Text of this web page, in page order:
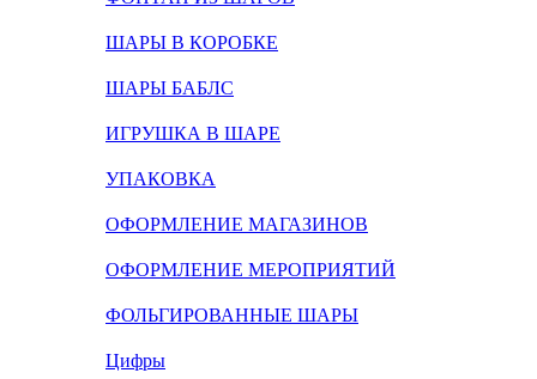
ШАРЫ В КОРОБКЕ
ШАРЫ БАБЛС
ИГРУШКА В ШАРЕ
УПАКОВКА
ОФОРМЛЕНИЕ МАГАЗИНОВ
ОФОРМЛЕНИЕ МЕРОПРИЯТИЙ
ФОЛЬГИРОВАННЫЕ ШАРЫ
Цифры